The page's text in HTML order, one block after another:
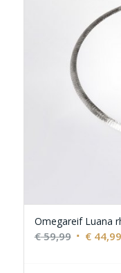
Omegareif Luana
€59,99 €44,99